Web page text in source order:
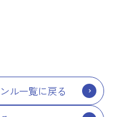
ル一覧に戻る